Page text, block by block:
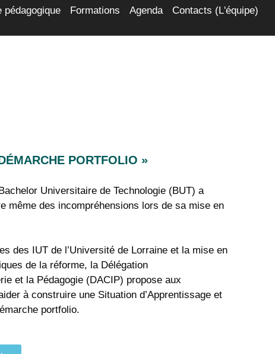
pédagogique Formations Agenda Contacts (L'équipe)
PORTFOLIO »
Universitaire de Technologie (BUT) a
même des incompréhensions lors de sa mise en
des IUT de l’Université de Lorraine et la mise en
de la réforme, la Délégation
et la Pédagogie (DACIP) propose aux
à construire une Situation d’Apprentissage et
portfolio.